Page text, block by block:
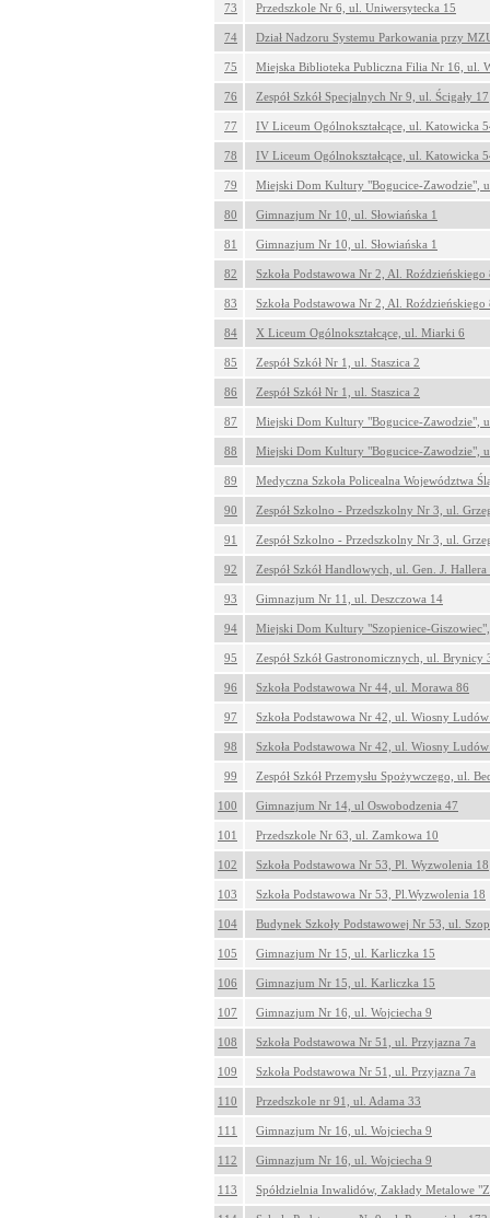
73 Przedszkole Nr 6, ul. Uniwersytecka 15
74 Dział Nadzoru Systemu Parkowania przy
75 Miejska Biblioteka Publiczna Filia Nr 16, ul.
76 Zespół Szkół Specjalnych Nr 9, ul. Ścigały 17
77 IV Liceum Ogólnokształcące, ul. Katowicka
78 IV Liceum Ogólnokształcące, ul. Katowicka
79 Miejski Dom Kultury "Bogucice-Zawodzie",
80 Gimnazjum Nr 10, ul. Słowiańska 1
81 Gimnazjum Nr 10, ul. Słowiańska 1
82 Szkoła Podstawowa Nr 2, Al. Roździeńskiego
83 Szkoła Podstawowa Nr 2, Al. Roździeńskiego
84 X Liceum Ogólnokształcące, ul. Miarki 6
85 Zespół Szkół Nr 1, ul. Staszica 2
86 Zespół Szkół Nr 1, ul. Staszica 2
87 Miejski Dom Kultury "Bogucice-Zawodzie",
88 Miejski Dom Kultury "Bogucice-Zawodzie",
89 Medyczna Szkoła Policealna Województwa
90 Zespół Szkolno - Przedszkolny Nr 3, ul.
91 Zespół Szkolno - Przedszkolny Nr 3, ul.
92 Zespół Szkół Handlowych, ul. Gen. J. Hallera
93 Gimnazjum Nr 11, ul. Deszczowa 14
94 Miejski Dom Kultury "Szopienice-
95 Zespół Szkół Gastronomicznych, ul. Brynicy
96 Szkoła Podstawowa Nr 44, ul. Morawa 86
97 Szkoła Podstawowa Nr 42, ul. Wiosny
98 Szkoła Podstawowa Nr 42, ul. Wiosny
99 Zespół Szkół Przemysłu Spożywczego, ul.
100 Gimnazjum Nr 14, ul Oswobodzenia 47
101 Przedszkole Nr 63, ul. Zamkowa 10
102 Szkoła Podstawowa Nr 53, Pl. Wyzwolenia 18
103 Szkoła Podstawowa Nr 53, Pl.Wyzwolenia 18
104 Budynek Szkoły Podstawowej Nr 53, ul.
105 Gimnazjum Nr 15, ul. Karliczka 15
106 Gimnazjum Nr 15, ul. Karliczka 15
107 Gimnazjum Nr 16, ul. Wojciecha 9
108 Szkoła Podstawowa Nr 51, ul. Przyjazna 7a
109 Szkoła Podstawowa Nr 51, ul. Przyjazna 7a
110 Przedszkole nr 91, ul. Adama 33
111 Gimnazjum Nr 16, ul. Wojciecha 9
112 Gimnazjum Nr 16, ul. Wojciecha 9
113 Spółdzielnia Inwalidów, Zakłady Metalowe